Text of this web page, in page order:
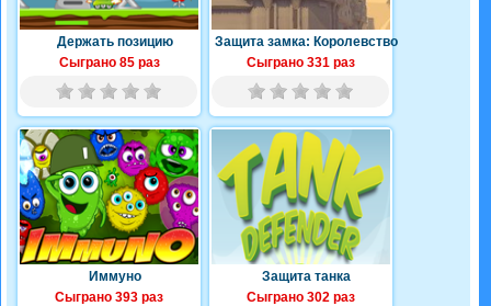
Держать позицию
Сыграно 85 раз
Защита замка: Королевство
Сыграно 331 раз
Иммуно
Сыграно 393 раз
Защита танка
Сыграно 302 раз